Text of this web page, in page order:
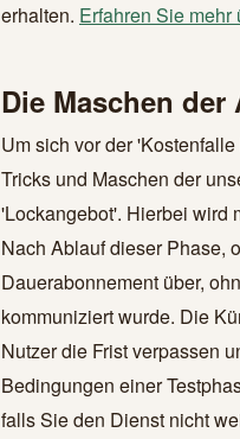
erhalten. Erfahren Sie
Die Maschen
Um sich vor der
Tricks und Maschen der
'Lockangebot'. Hierbei wird
Nach Ablauf dieser Phase,
Dauerabonnement über,
kommuniziert wurde. Die
Nutzer die Frist verpassen
Bedingungen einer
falls Sie den Dienst nicht